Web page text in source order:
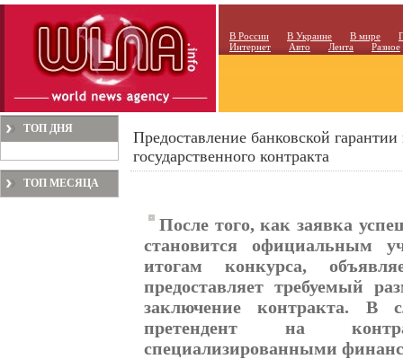
В России В Украине В мире
Интернет
Авто Лента Разное
ТОП ДНЯ
ТОП МЕСЯЦА
Предоставление банковской
государственного контракта
После того, как заявка
становится официальным
итогам конкурса,
предоставляет требуемый
заключение контракта. В
претендент на
специализированными